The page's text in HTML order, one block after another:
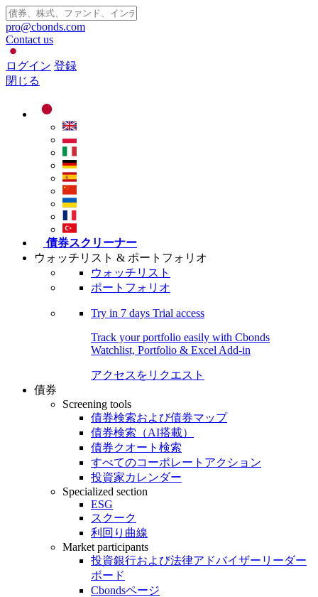
pro@cbonds.com
Contact us
ログイン 登録
閉じる
債券スクリーナー
ウォッチリスト & ポートフォリオ
ウォッチリスト
ポートフォリオ
Try in 7 days Trial access
Track your portfolio easily with Cbonds
Watchlist, Portfolio & Excel Add-in
アクセスをリクエスト
債券
Screening tools
債券検索および債券マップ
債券検索（AI搭載）
債券クオート検索
すべてのコーポレートアクション
投資家カレンダー
Specialized section
ESG
スクーク
利回り曲線
Market participants
投資銀行および法律アドバイザーリーダー
ボード
Cbondsページ